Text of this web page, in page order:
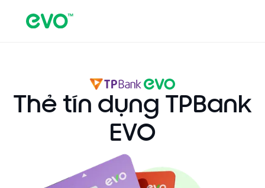
Thẻ tín dụng TPBank
EVO